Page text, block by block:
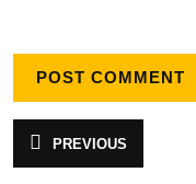
Post
navigation
PREVIOUS
post: